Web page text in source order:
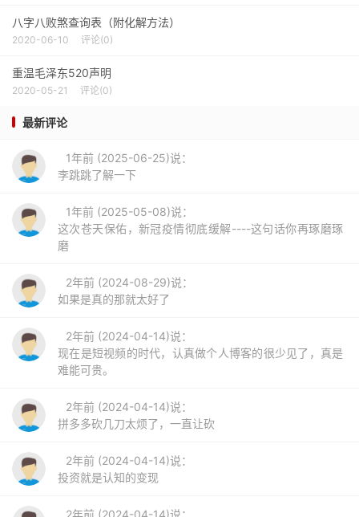
八字八败煞查询表（附化解方法）
2020-06-10 评论(0)
重温毛泽东520声明
2020-05-21 评论(0)
最新评论
1年前 (2025-06-25)说：
李跳跳了解一下
1年前 (2025-05-08)说：
这次苍天保佑，新冠疫情彻底缓解----这句话你再琢磨琢
磨
2年前 (2024-08-29)说：
如果是真的那就太好了
2年前 (2024-04-14)说：
现在是短视频的时代，认真做个人博客的很少见了，真是
难能可贵。
2年前 (2024-04-14)说：
拼多多砍几刀太烦了，一直让砍
2年前 (2024-04-14)说：
投资就是认知的变现
2年前 (2024-04-14)说：